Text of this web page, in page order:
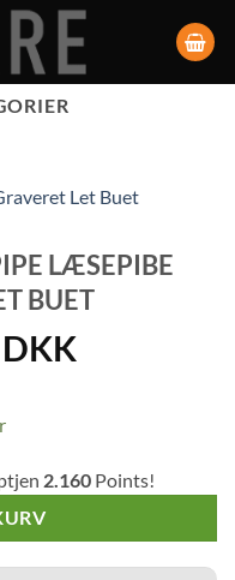
LÆSEPIBE
BUET
DKK
2.160Points!